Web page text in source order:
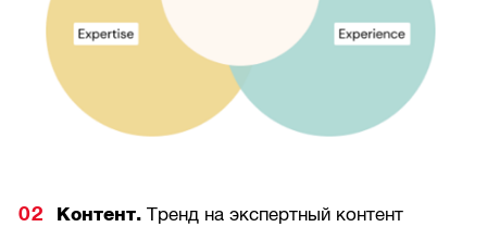
Контент.Тренд на экспертный контент